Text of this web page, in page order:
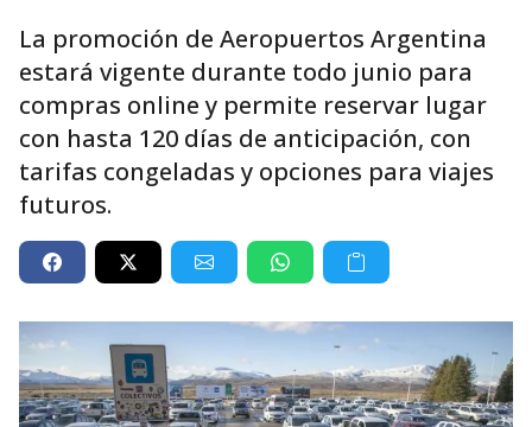
La promoción de Aeropuertos Argentina
estará vigente durante todo junio para
compras online y permite reservar lugar
con hasta 120 días de anticipación, con
tarifas congeladas y opciones para viajes
futuros.